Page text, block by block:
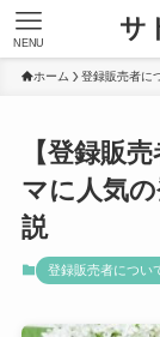
サ
NENU
ホーム 登録販売者に
【登録販
マに人気
説
登録販売者につい